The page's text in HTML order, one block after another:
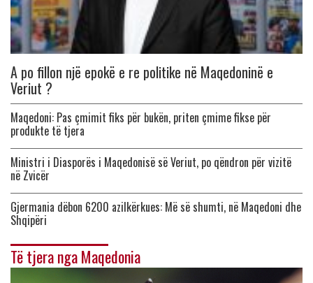
A po fillon një epokë e re politike në Maqedoninë e
Veriut ?
Maqedoni: Pas çmimit fiks për bukën, priten çmime fikse për
produkte të tjera
Ministri i Diasporës i Maqedonisë së Veriut, po qëndron për vizitë
në Zvicër
Gjermania dëbon 6200 azilkërkues: Më së shumti, në Maqedoni dhe
Shqipëri
Të tjera nga Maqedonia